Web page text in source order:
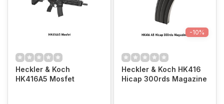
Heckler & Koch
HK416A5 Mosfet
-10%
Heckler & Koch HK416
Hicap 300rds Magazine